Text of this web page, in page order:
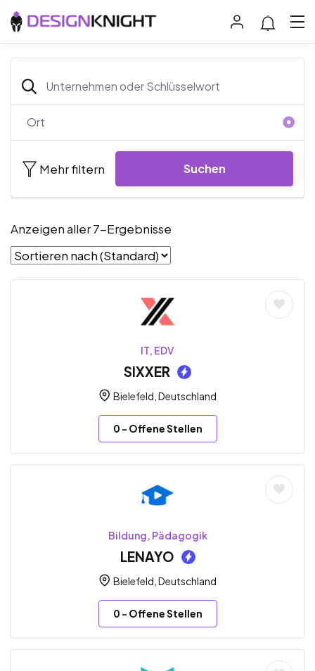
Mehr filtern Suchen
Anzeigen aller 7-Ergebnisse
IT, EDV
SIXXER
Bielefeld, Deutschland
0 - Offene Stellen
Bildung, Pädagogik
LENAYO
Bielefeld, Deutschland
0 - Offene Stellen